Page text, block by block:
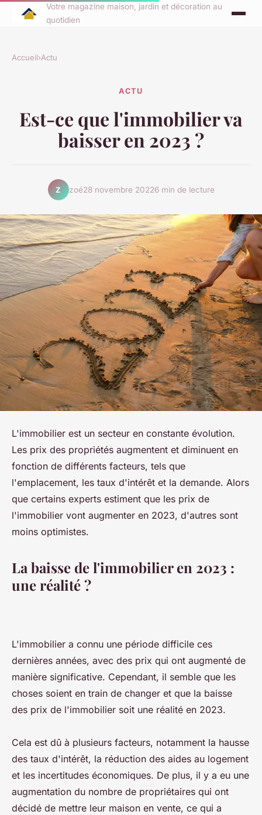
Votre magazine maison, jardin et décoration au
quotidien
Accueil›Actu
ACTU
Est-ce que l'immobilier va
baisser en 2023 ?
Z zoé28 novembre 20226 min de lecture
L'immobilier est un secteur en constante évolution.
Les prix des propriétés augmentent et diminuent en
fonction de différents facteurs, tels que
l'emplacement, les taux d'intérêt et la demande. Alors
que certains experts estiment que les prix de
l'immobilier vont augmenter en 2023, d'autres sont
moins optimistes.
La baisse de l'immobilier en 2023 :
une réalité ?
L'immobilier a connu une période difficile ces
dernières années, avec des prix qui ont augmenté de
manière significative. Cependant, il semble que les
choses soient en train de changer et que la baisse
des prix de l'immobilier soit une réalité en 2023.
Cela est dû à plusieurs facteurs, notamment la hausse
des taux d'intérêt, la réduction des aides au logement
et les incertitudes économiques. De plus, il y a eu une
augmentation du nombre de propriétaires qui ont
décidé de mettre leur maison en vente, ce qui a